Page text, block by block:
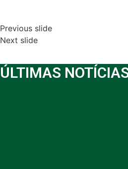
Previous slide
Next slide
ÚLTIMAS